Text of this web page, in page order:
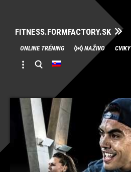
FITNESS.FORMFACTORY.SK
Skip
to
content
ONLINE TRÉNING NAŽIVO CVIKY